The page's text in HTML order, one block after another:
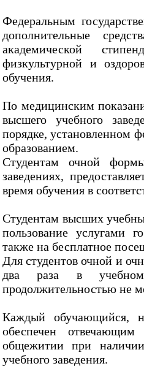
Федеральным
дополнительные
академической
физкультурной и
обучения.
По медицинским
высшего учебного
порядке, установленном
образованием.
Студентам очной
заведениях,
время обучения в
Студентам высших
пользование услугами
также на бесплатное
Для студентов очной и
два раза в учебном
продолжительностью не
Каждый обучающийся,
обеспечен
общежитии при
учебного заведения.